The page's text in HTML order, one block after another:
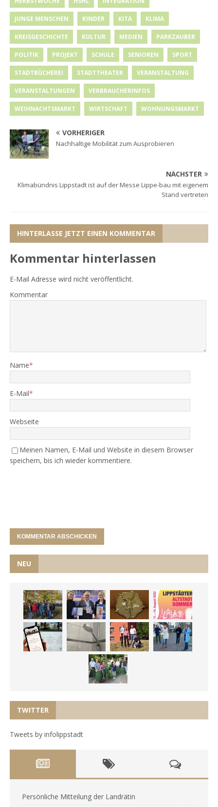
JUNGE MENSCHEN KINDER KITA KLIMA
KREISGESCHICHTE KULTUR MEDIEN PARKZAUBER
POLITIK PROJEKT SCHULE SENIOREN SPORT
STADTBÜCHEREI STADTTHEATER VERANSTALTUNG
VERANSTALTUNGEN VERBRAUCHERINFOS
WEIHNACHTSMARKT WIRTSCHAFT WOHNUNGSMARKT
VORHERIGER
Nachhaltige Mobilität zum Ausprobieren
NÄCHSTER
Klimabündnis Lippstadt ist auf der Messe Lippe-bau mit eigenem
Stand vertreten
HINTERLASSE JETZT EINEN KOMMENTAR
Kommentar hinterlassen
E-Mail Adresse wird nicht veröffentlicht.
Kommentar
Name*
E-Mail*
Webseite
Meinen Namen, E-Mail und Website in diesem Browser
speichern, bis ich wieder kommentiere.
NEU
TWITTER
Tweets by infolippstadt
Persönliche Mitteilung der Landrätin